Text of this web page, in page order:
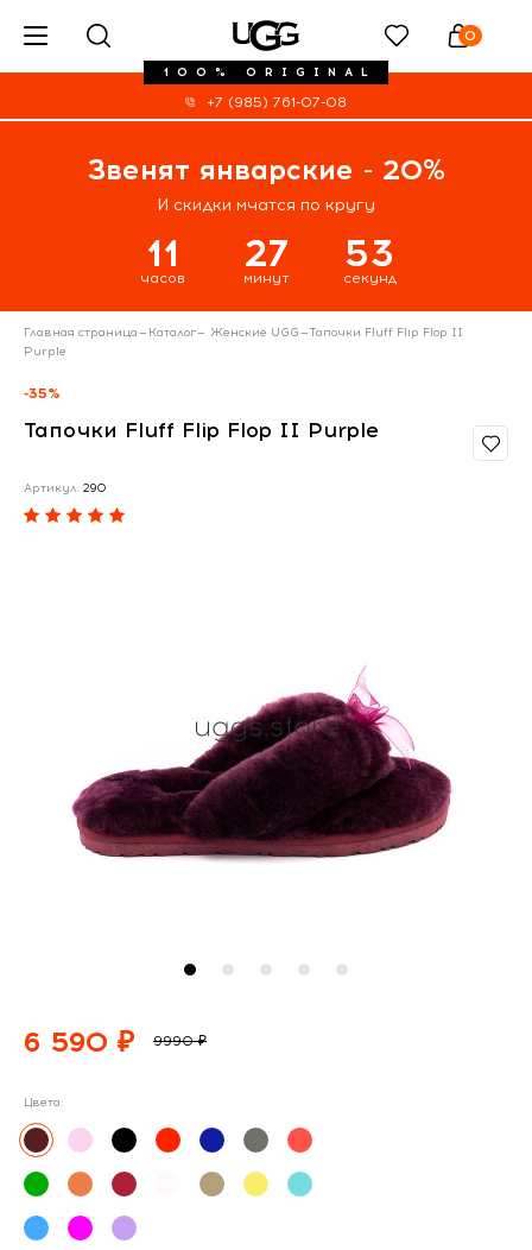
100% ORIGINAL
0
+7 (985) 761-07-08
Звенят январские - 20%
И скидки мчатся по кругу
11
часов
27
минут
53
секунд
Главная страница— Каталог— Женские UGG—Тапочки Fluff Flip Flop II
Purple
-35%
Тапочки Fluff Flip Flop II Purple
Артикул: 290
6 590 ₽ 9990 ₽
Цвета: